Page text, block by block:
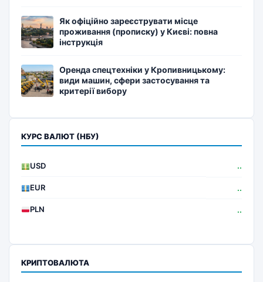
Як офіційно зареєструвати місце
проживання (прописку) у Києві: повна
інструкція
Оренда спецтехніки у Кропивницькому:
види машин, сфери застосування та
критерії вибору
КУРС ВАЛЮТ (НБУ)
USD ..
EUR ..
PLN ..
КРИПТОВАЛЮТА